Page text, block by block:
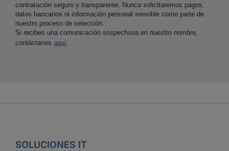
contratación seguro y transparente. Nunca solicitaremos pagos,
datos bancarios ni información personal sensible como parte de
nuestro proceso de selección.
Si recibes una comunicación sospechosa en nuestro nombre,
contáctanos aquí
SOLUCIONES IT